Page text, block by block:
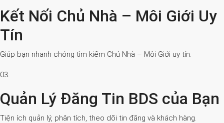
Kết Nối Chủ Nhà – Môi Giới Uy
Tín
Giúp bạn nhanh chóng tìm kiếm Chủ Nhà – Môi Giới uy tín.
03.
Quản Lý Đăng Tin BDS của Bạn
Tiện ích quản lý, phân tích, theo dõi tin đăng và khách hàng.